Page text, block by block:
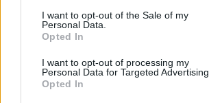
I want to opt-out of the Sale of my
Personal Data.
Opted In
I want to opt-out of processing my
Personal Data for Targeted Advertising.
Opted In